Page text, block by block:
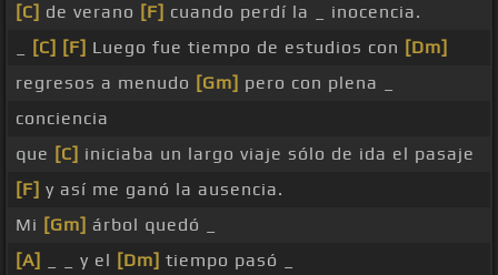
[C] de verano [F] cuando perdí la _ inocencia.
[C] [F] Luego fue tiempo de estudios con [Dm]
regresos a menudo [Gm] pero con plena _
conciencia
que [C] iniciaba un largo viaje sólo de ida el pasaje
[F] y así me ganó la ausencia.
Mi [Gm] árbol quedó _
[A]
_ _ y el [Dm] tiempo pasó _